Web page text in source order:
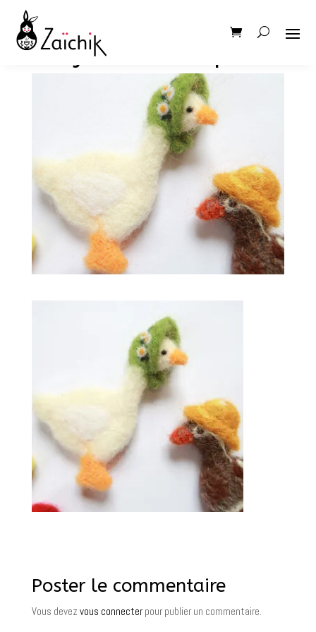
oie jeu de l’oie pion
Poster le commentaire
Vous devez vous connecterpour publier un commentaire.